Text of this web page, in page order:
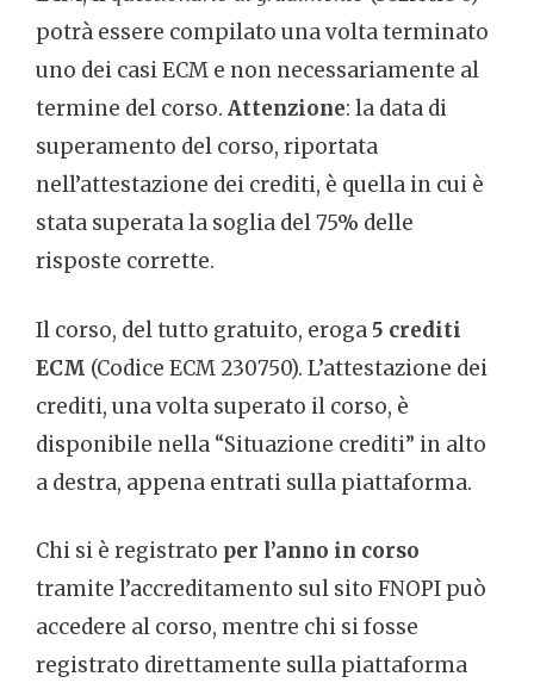
potrà essere compilato una volta terminato
uno dei casi ECM e non necessariamente al
termine del corso. Attenzione: la data di
superamento del corso, riportata
nell’attestazione dei crediti, è quella in cui è
stata superata la soglia del 75% delle
risposte corrette.
Il corso, del tutto gratuito, eroga 5 crediti
ECM (Codice ECM 230750). L’attestazione dei
crediti, una volta superato il corso, è
disponibile nella “Situazione crediti” in alto
a destra, appena entrati sulla piattaforma.
Chi si è registrato per l’anno in corso
tramite l’accreditamento sul sito FNOPI può
accedere al corso, mentre chi si fosse
registrato direttamente sulla piattaforma